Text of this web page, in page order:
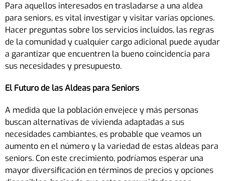
Para aquellos interesados en trasladarse a una aldea
para seniors, es vital investigar y visitar varias opciones.
Hacer preguntas sobre los servicios incluidos, las regras
de la comunidad y cualquier cargo adicional puede ayudar
a garantizar que encuentren la bueno coincidencia para
sus necesidades y presupuesto.
El Futuro de las Aldeas para Seniors
A medida que la población envejece y más personas
buscan alternativas de vivienda adaptadas a sus
necesidades cambiantes, es probable que veamos un
aumento en el número y la variedad de estas aldeas para
seniors. Con este crecimiento, podríamos esperar una
mayor diversificación en términos de precios y opciones